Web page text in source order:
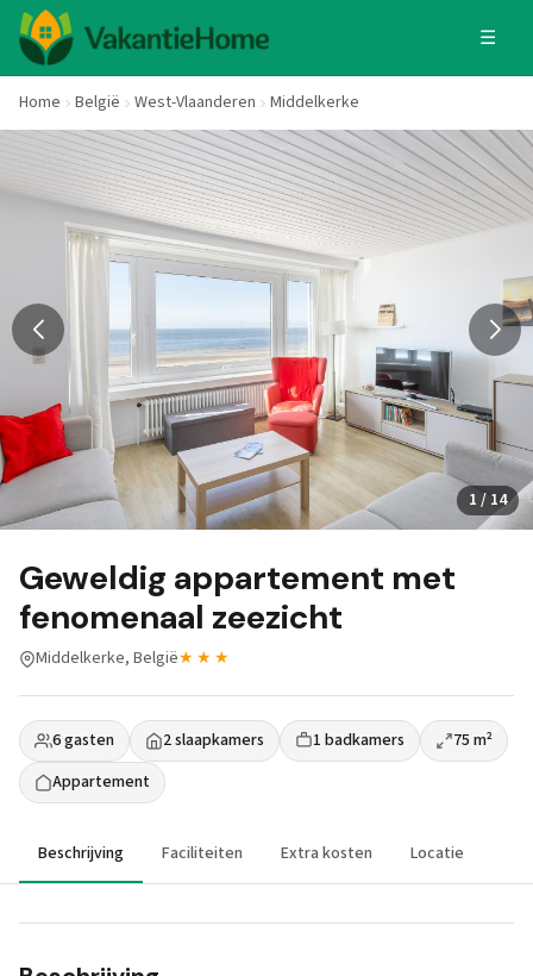
☰
Home België West-Vlaanderen Middelkerke
1 / 14
Geweldig appartement met
fenomenaal zeezicht
Middelkerke, België★★★
6 gasten 2 slaapkamers 1 badkamers
75 m²
Appartement
Beschrijving Faciliteiten Extra kosten Locatie